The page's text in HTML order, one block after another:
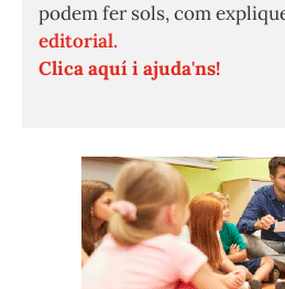
podem fer sols, com
editorial.
Clica aquí i ajuda'ns!